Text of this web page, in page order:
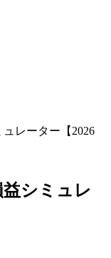
レーター【2026
シミュレ